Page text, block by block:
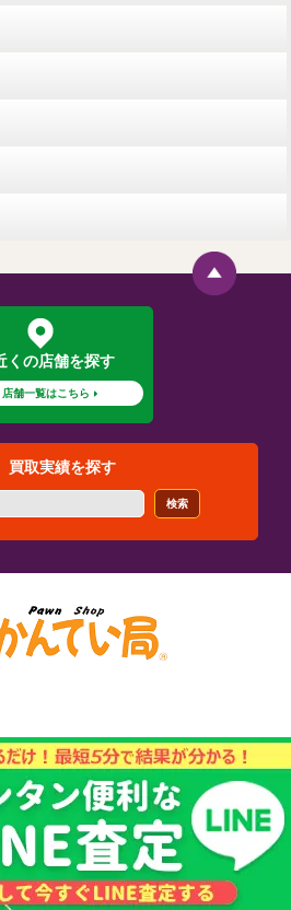
くの店舗を探す
店舗一覧はこちら
買取実績を探す
検索
いてのご質問はお気軽に！
023-665-4784
【受付時間】10:00 - 19:00
方はタップして発信できます。